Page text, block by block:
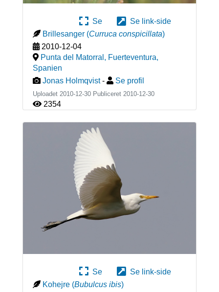
Se
Se link-side
Brillesanger (Curruca conspicillata)
2010-12-04
Punta del Matorral, Fuerteventura,
Spanien
Jonas Holmqvist - Se profil
Uploadet 2010-12-30 Publiceret 2010-12-30
2354
Se
Se link-side
Kohejre (Bubulcus ibis)